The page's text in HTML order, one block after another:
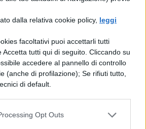
dalla relativa cookie policy, leggi
facoltativi puoi accettarli tutti
Accetta tutti qui di seguito. Cliccando su
accedere al pannello di controllo
(anche di profilazione); Se rifiuti tutto,
di default.
Opt Outs
anniversario da ricordare,
le vite di tutti noi: quello
(avvenuta 40 anni fa) di
computerche avrebbe
diffusione del personal
particolarità di Apple era
una macchina diversa